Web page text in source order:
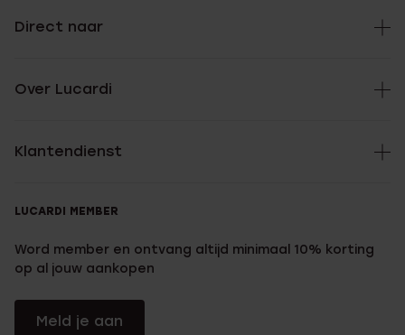
Direct naar
Over Lucardi
Klantendienst
LUCARDI MEMBER
Word member en ontvang altijd minimaal 10% korting
op al jouw aankopen
Meld je aan